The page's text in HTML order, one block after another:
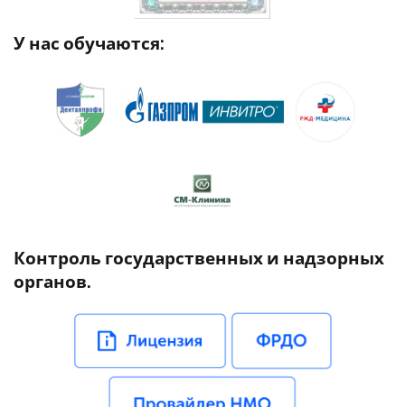
У нас обучаются:
Контроль государственных и надзорных
органов.